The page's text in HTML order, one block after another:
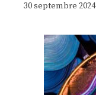
30 septembre 2024